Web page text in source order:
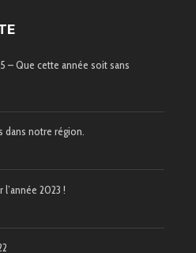
– Que cette année soit sans
dans notre région.
2023 !